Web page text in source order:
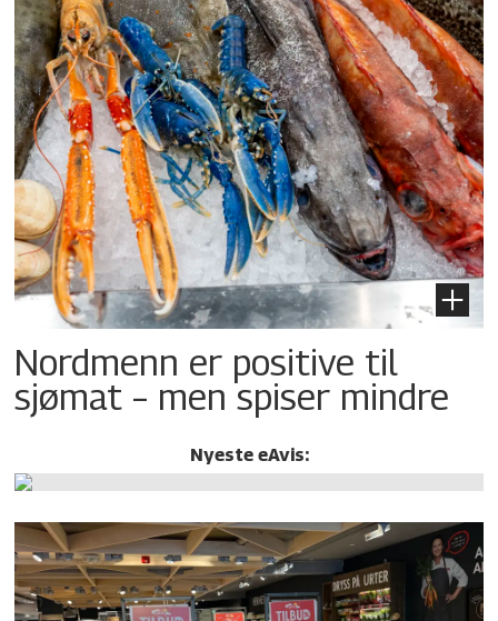
Nordmenn er positive til
sjømat – men spiser mindre
Nyeste eAvis: